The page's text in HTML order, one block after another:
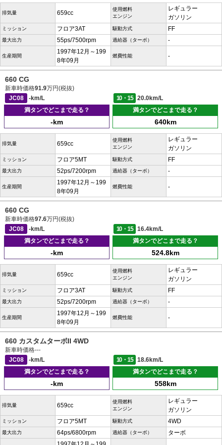
排気量 659cc
使用燃料
エンジン
レギュラー
ガソリン
ミッション フロア3AT 駆動方式 FF
最大出力 55ps/7500rpm 過給器（ターボ） -
生産期間
1997年12月～199
8年09月
燃費性能 -
660 CG
新車時価格91.9万円(税抜)
JC08
-km/L 10・15
20.0km/L
満タンでどこまで走る？
-km
満タンでどこまで走る？
640km
排気量 659cc
使用燃料
エンジン
レギュラー
ガソリン
ミッション フロア5MT 駆動方式 FF
最大出力 52ps/7200rpm 過給器（ターボ） -
生産期間
1997年12月～199
8年09月
燃費性能 -
660 CG
新車時価格97.6万円(税抜)
JC08
-km/L 10・15
16.4km/L
満タンでどこまで走る？
-km
満タンでどこまで走る？
524.8km
排気量 659cc
使用燃料
エンジン
レギュラー
ガソリン
ミッション フロア3AT 駆動方式 FF
最大出力 52ps/7200rpm 過給器（ターボ） -
生産期間
1997年12月～199
8年09月
燃費性能 -
660 カスタムターボII 4WD
新車時価格---
JC08
-km/L 10・15
18.6km/L
満タンでどこまで走る？
-km
満タンでどこまで走る？
558km
排気量 659cc
使用燃料
エンジン
レギュラー
ガソリン
ミッション フロア5MT 駆動方式 4WD
最大出力 64ps/6800rpm 過給器（ターボ）
ターボ